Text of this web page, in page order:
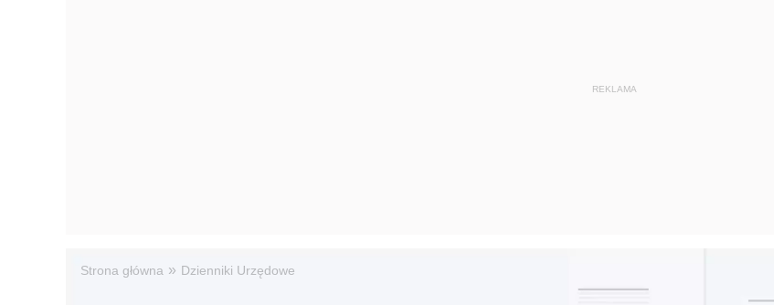
Strona główna » Dzienniki Urzędowe